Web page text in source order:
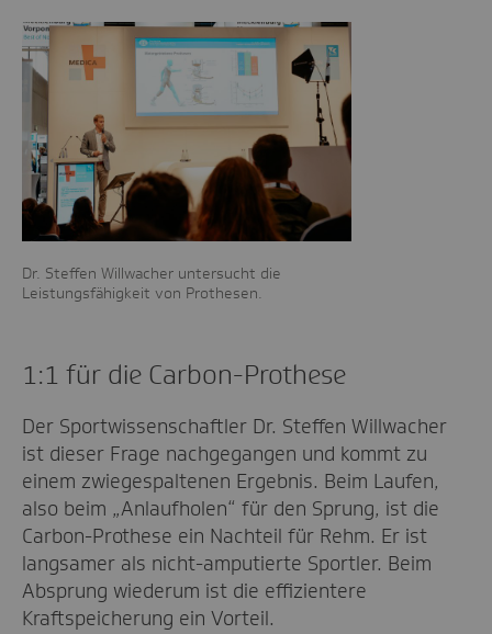
Dr. Steffen Willwacher untersucht die
Leistungsfähigkeit von Prothesen.
1:1 für die Carbon-Prothese
Der Sportwissenschaftler Dr. Steffen Willwacher
ist dieser Frage nachgegangen und kommt zu
einem zwiegespaltenen Ergebnis. Beim Laufen,
also beim „Anlaufholen“ für den Sprung, ist die
Carbon-Prothese ein Nachteil für Rehm. Er ist
langsamer als nicht-amputierte Sportler. Beim
Absprung wiederum ist die effizientere
Kraftspeicherung ein Vorteil.